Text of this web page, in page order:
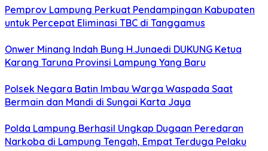
Pemprov Lampung Perkuat Pendampingan Kabupaten
untuk Percepat Eliminasi TBC di Tanggamus
Onwer Minang Indah Bung H.Junaedi DUKUNG Ketua
Karang Taruna Provinsi Lampung Yang Baru
Polsek Negara Batin Imbau Warga Waspada Saat
Bermain dan Mandi di Sungai Karta Jaya
Polda Lampung Berhasil Ungkap Dugaan Peredaran
Narkoba di Lampung Tengah, Empat Terduga Pelaku